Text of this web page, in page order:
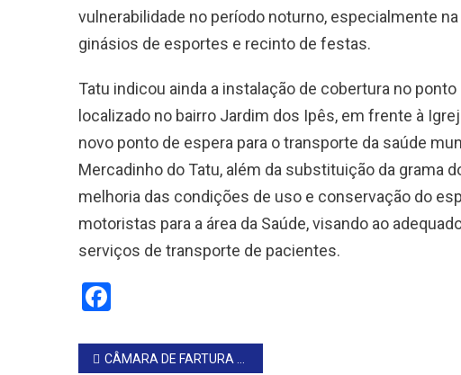
vulnerabilidade no período noturno, especialmente
ginásios de esportes e recinto de festas.
Tatu indicou ainda a instalação de cobertura no
localizado no bairro Jardim dos Ipês, em frente à
novo ponto de espera para o transporte da saúde
Mercadinho do Tatu, além da substituição da grama
melhoria das condições de uso e conservação do
motoristas para a área da Saúde, visando ao
serviços de transporte de pacientes.
Navegação
CÂMARA DE FARTURA REALIZA A 5ª SESSÃO ORDINÁRIA DE 2026